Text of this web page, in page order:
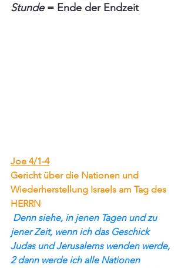
Stunde = Ende der Endzeit
Joe 4/1-4
Gericht über die Nationen und
Wiederherstellung Israels am Tag des
HERRN
jener Zeit, wenn ich das Geschick
Judas und Jerusalems wenden werde,
2 dann werde ich alle Nationen